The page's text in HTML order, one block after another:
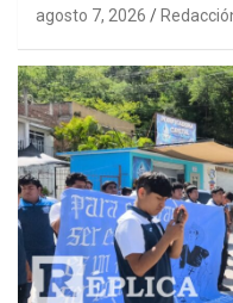
agosto 7, 2026